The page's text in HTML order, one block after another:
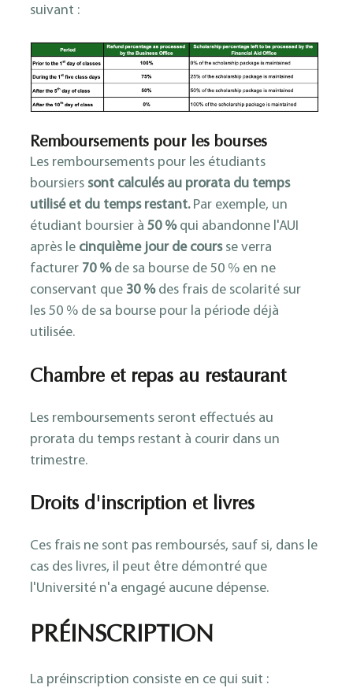
suivant :
Remboursements pour les bourses
Les remboursements pour les étudiants
boursiers sont calculés au prorata du temps
utilisé et du temps restant. Par exemple, un
étudiant boursier à 50 % qui abandonne l'AUI
après le cinquième jour de cours se verra
facturer 70 % de sa bourse de 50 % en ne
conservant que 30 % des frais de scolarité sur
les 50 % de sa bourse pour la période déjà
utilisée.
Chambre et repas au restaurant
Les remboursements seront effectués au
prorata du temps restant à courir dans un
trimestre.
Droits d'inscription et livres
Ces frais ne sont pas remboursés, sauf si, dans le
cas des livres, il peut être démontré que
l'Université n'a engagé aucune dépense.
PRÉINSCRIPTION
La préinscription consiste en ce qui suit :